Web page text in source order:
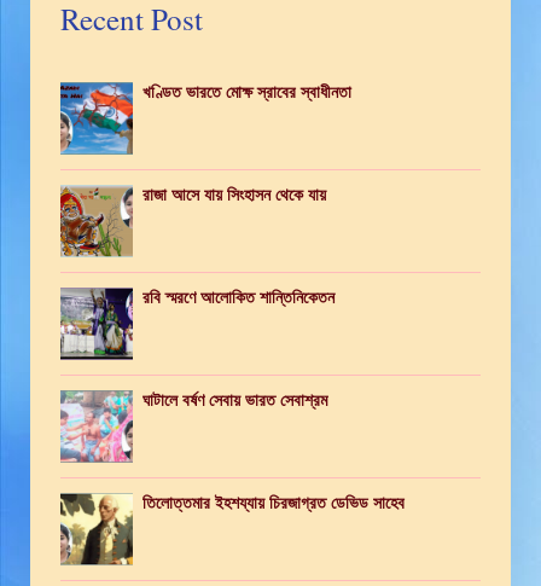
Recent Post
খণ্ডিত ভারতে মোক্ষ স্রাবের স্বাধীনতা
রাজা আসে যায় সিংহাসন থেকে যায়
রবি স্মরণে আলোকিত শান্তিনিকেতন
ঘাটালে বর্ষণ সেবায় ভারত সেবাশ্রম
তিলোত্তমার ইহশয্যায় চিরজাগ্রত ডেভিড সাহেব